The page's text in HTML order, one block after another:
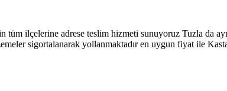
ilçelerine adrese teslim hizmeti sunuyoruz Tuzla da
sigortalanarak yollanmaktadır en uygun fiyat ile